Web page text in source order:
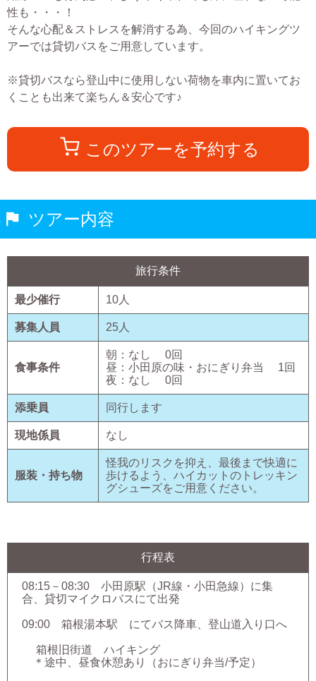
性も・・・！
そんな心配＆ストレスを解消する為、今回のハイキングツ
アーでは貸切バスをご用意しています。
※貸切バスなら登山中に使用しない荷物を車内に置いてお
くことも出来て楽ちん＆安心です♪
このツアーを予約する
ツアー内容
旅行条件
最少催行 10 人
募集人員 25 人
食事条件
朝： なし 0回
昼： 小田原の味・おにぎり弁当 1回
夜： なし 0回
添乗員 同行します
現地係員 なし
服装・持ち物
怪我のリスクを抑え、最後まで快適に
歩けるよう、ハイカットのトレッキン
グシューズをご用意ください。
行程表
08:15－08:30 小田原駅（JR線・小田急線）に集
合、貸切マイクロバスにて出発
09:00 箱根湯本駅 にてバス降車、登山道入り口へ
箱根旧街道 ハイキング
＊途中、昼食休憩あり（おにぎり弁当/予定）